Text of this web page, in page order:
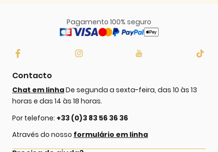
Pagamento 100% seguro
Contacto
Chat em linhaDe segunda a sexta-feira, das 10 às 13
horas e das 14 às 18 horas.
Por telefone: +33 (0)3 83 56 36 36
Através do nosso formulário em linha